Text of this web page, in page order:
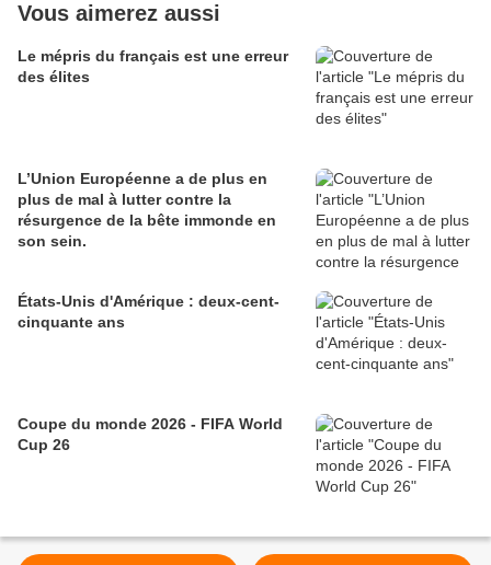
Vous aimerez aussi
Le mépris du français est une erreur
des élites
L’Union Européenne a de plus en
plus de mal à lutter contre la
résurgence de la bête immonde en
son sein.
États-Unis d'Amérique : deux-cent-
cinquante ans
Coupe du monde 2026 - FIFA World
Cup 26